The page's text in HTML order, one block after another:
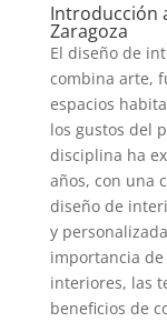
Introducción
Zaragoza
El diseño de
combina arte,
espacios
los gustos del
disciplina ha
años, con una
diseño de
y
importancia
interiores, las
beneficios de